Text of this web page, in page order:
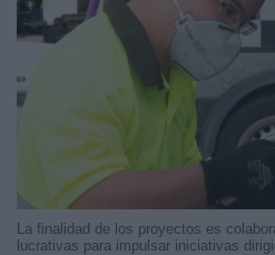
La finalidad de los proyectos es
lucrativas para impulsar iniciativas